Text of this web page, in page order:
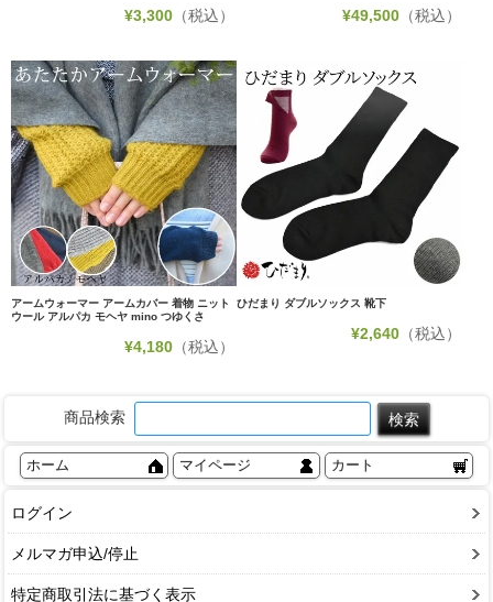
¥3,300 （税込） ¥49,500（税込）
アームウォーマー アームカバー 着物 ニット
ウール アルパカ モヘヤ mino つゆくさ
¥4,180 （税込）
ひだまり ダブルソックス 靴下
¥2,640（税込）
商品検索
ホーム マイページ カート
ログイン
メルマガ申込/停止
特定商取引法に基づく表示